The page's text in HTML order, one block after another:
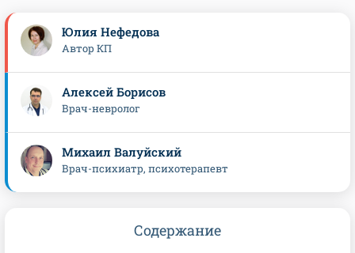
Юлия Нефедова
Автор КП
Алексей Борисов
Врач-невролог
Михаил Валуйский
Врач-психиатр, психотерапевт
Содержание